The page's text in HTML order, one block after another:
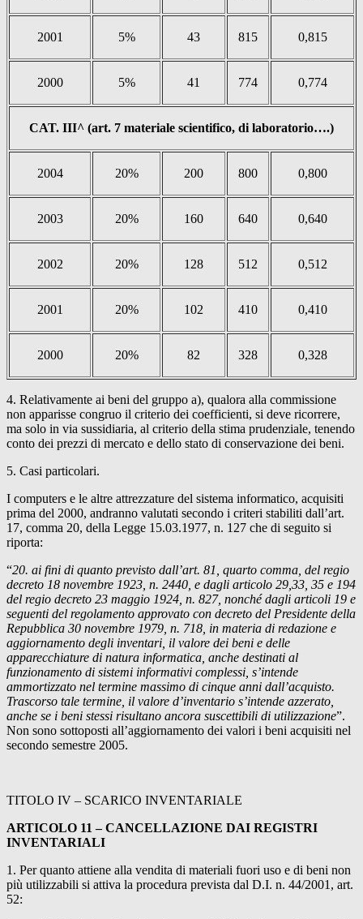
2001 5% 43 815 0,815
2000 5% 41 774 0,774
CAT. III^ (art. 7 materiale scientifico, di laboratorio….)
2004 20% 200 800 0,800
2003 20% 160 640 0,640
2002 20% 128 512 0,512
2001 20% 102 410 0,410
2000 20% 82 328 0,328
4. Relativamente ai beni del gruppo a), qualora alla commissione
non apparisse congruo il criterio dei coefficienti, si deve ricorrere,
ma solo in via sussidiaria, al criterio della stima prudenziale, tenendo
conto dei prezzi di mercato e dello stato di conservazione dei beni.
5. Casi particolari.
I computers e le altre attrezzature del sistema informatico, acquisiti
prima del 2000, andranno valutati secondo i criteri stabiliti dall’art.
17, comma 20, della Legge 15.03.1977, n. 127 che di seguito si
riporta:
“20. ai fini di quanto previsto dall’art. 81, quarto comma, del regio
decreto 18 novembre 1923, n. 2440, e dagli articolo 29,33, 35 e 194
del regio decreto 23 maggio 1924, n. 827, nonché dagli articoli 19 e
seguenti del regolamento approvato con decreto del Presidente della
Repubblica 30 novembre 1979, n. 718, in materia di redazione e
aggiornamento degli inventari, il valore dei beni e delle
apparecchiature di natura informatica, anche destinati al
funzionamento di sistemi informativi complessi, s’intende
ammortizzato nel termine massimo di cinque anni dall’acquisto.
Trascorso tale termine, il valore d’inventario s’intende azzerato,
anche se i beni stessi risultano ancora suscettibili di utilizzazione”.
Non sono sottoposti all’aggiornamento dei valori i beni acquisiti nel
secondo semestre 2005.
TITOLO IV – SCARICO INVENTARIALE
ARTICOLO 11 – CANCELLAZIONE DAI REGISTRI
INVENTARIALI
1. Per quanto attiene alla vendita di materiali fuori uso e di beni non
più utilizzabili si attiva la procedura prevista dal D.I. n. 44/2001, art.
52: